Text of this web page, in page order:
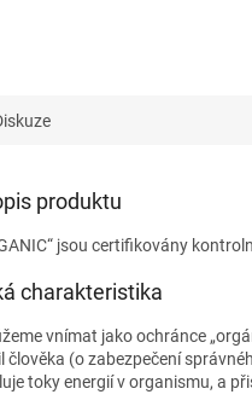
produktu
jsou certifikovány
charakteristika
vnímat jako ochránce
člověka (o zabezpečení
toky energií v organismu, a